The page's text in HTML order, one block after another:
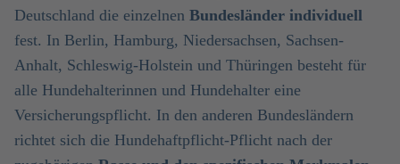
Deutschland die einzelnen Bundesländer individuell
fest. In Berlin, Hamburg, Niedersachsen, Sachsen-
Anhalt, Schleswig-Holstein und Thüringen besteht für
alle Hundehalterinnen und Hundehalter eine
Versicherungspflicht. In den anderen Bundesländern
richtet sich die Hundehaftpflicht-Pflicht nach der